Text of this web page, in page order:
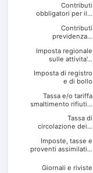
Contributi
obbligatori per il…
Contributi
previdenza…
Imposta regionale
sulle attivita'…
Imposta di registro
e di bollo
Tassa e/o tariffa
smaltimento rifiuti…
Tassa di
circolazione dei…
Imposte, tasse e
proventi assimilati…
Giornali e riviste